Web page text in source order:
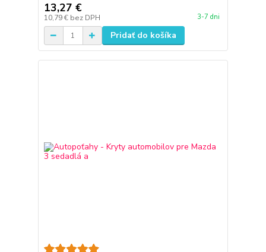
13,27 €
10,79 € bez DPH 3-7 dni
Pridať do košíka